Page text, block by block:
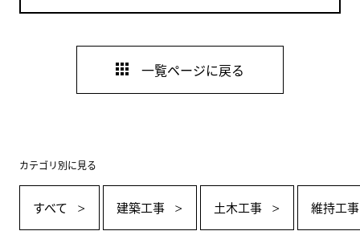
一覧ページに戻る
カテゴリ別に見る
すべて 建築工事 土木工事 維持工事